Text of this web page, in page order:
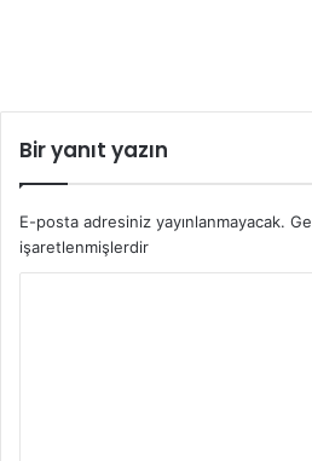
Bir yanıt yazın
E-posta adresiniz yayınlanmayacak.
işaretlenmişlerdir